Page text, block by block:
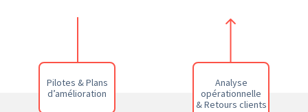
Pilotes & Plans
d’amélioration
Analyse
opérationnelle
& Retours clients